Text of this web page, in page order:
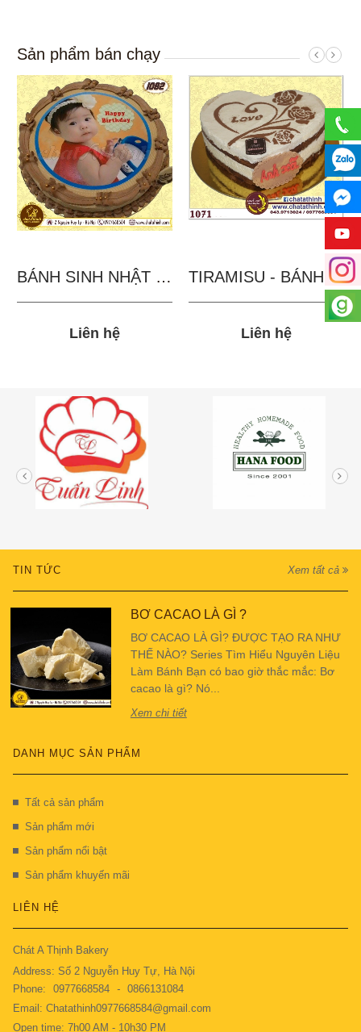
Sản phẩm bán chạy
BÁNH SINH NHẬT IN...
Liên hệ
TIRAMISU - BÁNH TẶNG...
Liên hệ
TIN TỨC Xem tất cả
BƠ CACAO LÀ GÌ ?
BƠ CACAO LÀ GÌ? ĐƯỢC TẠO RA NHƯ
THẾ NÀO? Series Tìm Hiểu Nguyên Liệu
Làm Bánh Bạn có bao giờ thắc mắc: Bơ
cacao là gì? Nó...
Xem chi tiết
DANH MỤC SẢN PHẨM
Tất cả sản phẩm
Sản phẩm mới
Sản phẩm nổi bật
Sản phẩm khuyến mãi
LIÊN HỆ
Chát A Thịnh Bakery
Address: Số 2 Nguyễn Huy Tự, Hà Nội
Phone:
0977668584 -
0866131084
Email: Chatathinh0977668584@gmail.com
Open time: 7h00 AM - 10h30 PM